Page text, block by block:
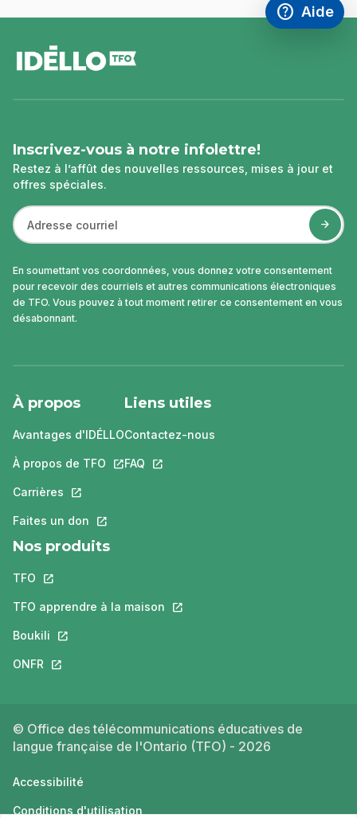
help
Accéder à
Aide
,Ce lien
de
page
Inscrivez-vous à notre infolettre!
Restez à l’affût des nouvelles ressources, mises à jour et
offres spéciales.
En soumettant vos coordonnées, vous donnez votre consentement
pour recevoir des courriels et autres communications électroniques
de TFO. Vous pouvez à tout moment retirer ce consentement en vous
désabonnant.
À propos
Avantages d'IDÉLLO
À propos de TFO Ce lien s'ouvrira dans un nouvel onglet.
Carrières Ce lien s'ouvrira dans un nouvel onglet.
Faites un don Ce lien s'ouvrira dans un nouvel onglet.
Liens utiles
Contactez-nous
FAQ Ce lien s'ouvrira dans un nouvel
Nos produits
TFO Ce lien s'ouvrira dans un nouvel onglet.
TFO apprendre à la maison Ce lien s'ouvrira dans un nouvel
Boukili Ce lien s'ouvrira dans un nouvel onglet.
ONFR Ce lien s'ouvrira dans un nouvel onglet.
© Office des télécommunications éducatives de
langue française de l'Ontario (TFO) - 2026
Accessibilité
Conditions d'utilisation